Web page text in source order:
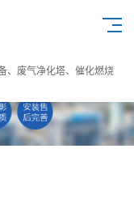
、废气净化塔、催化燃烧